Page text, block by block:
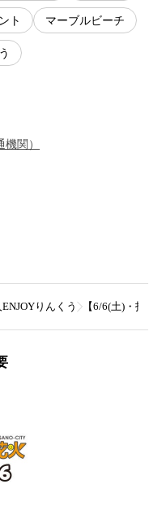
ト マーブルビーチ
機関 ）
りんくう 【6/6(土)・指